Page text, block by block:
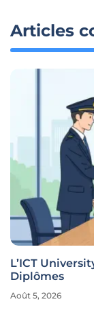
Articles
L’ICT
Diplômes
Août 5, 2026